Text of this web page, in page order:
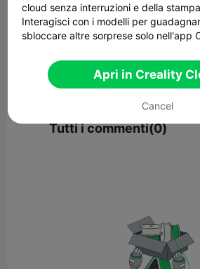
Tutti i commenti(0)
cloud senza interruzioni e della
Interagisci con i modelli per
sbloccare altre sorprese solo nell'app
Apri in Creality
Cancel